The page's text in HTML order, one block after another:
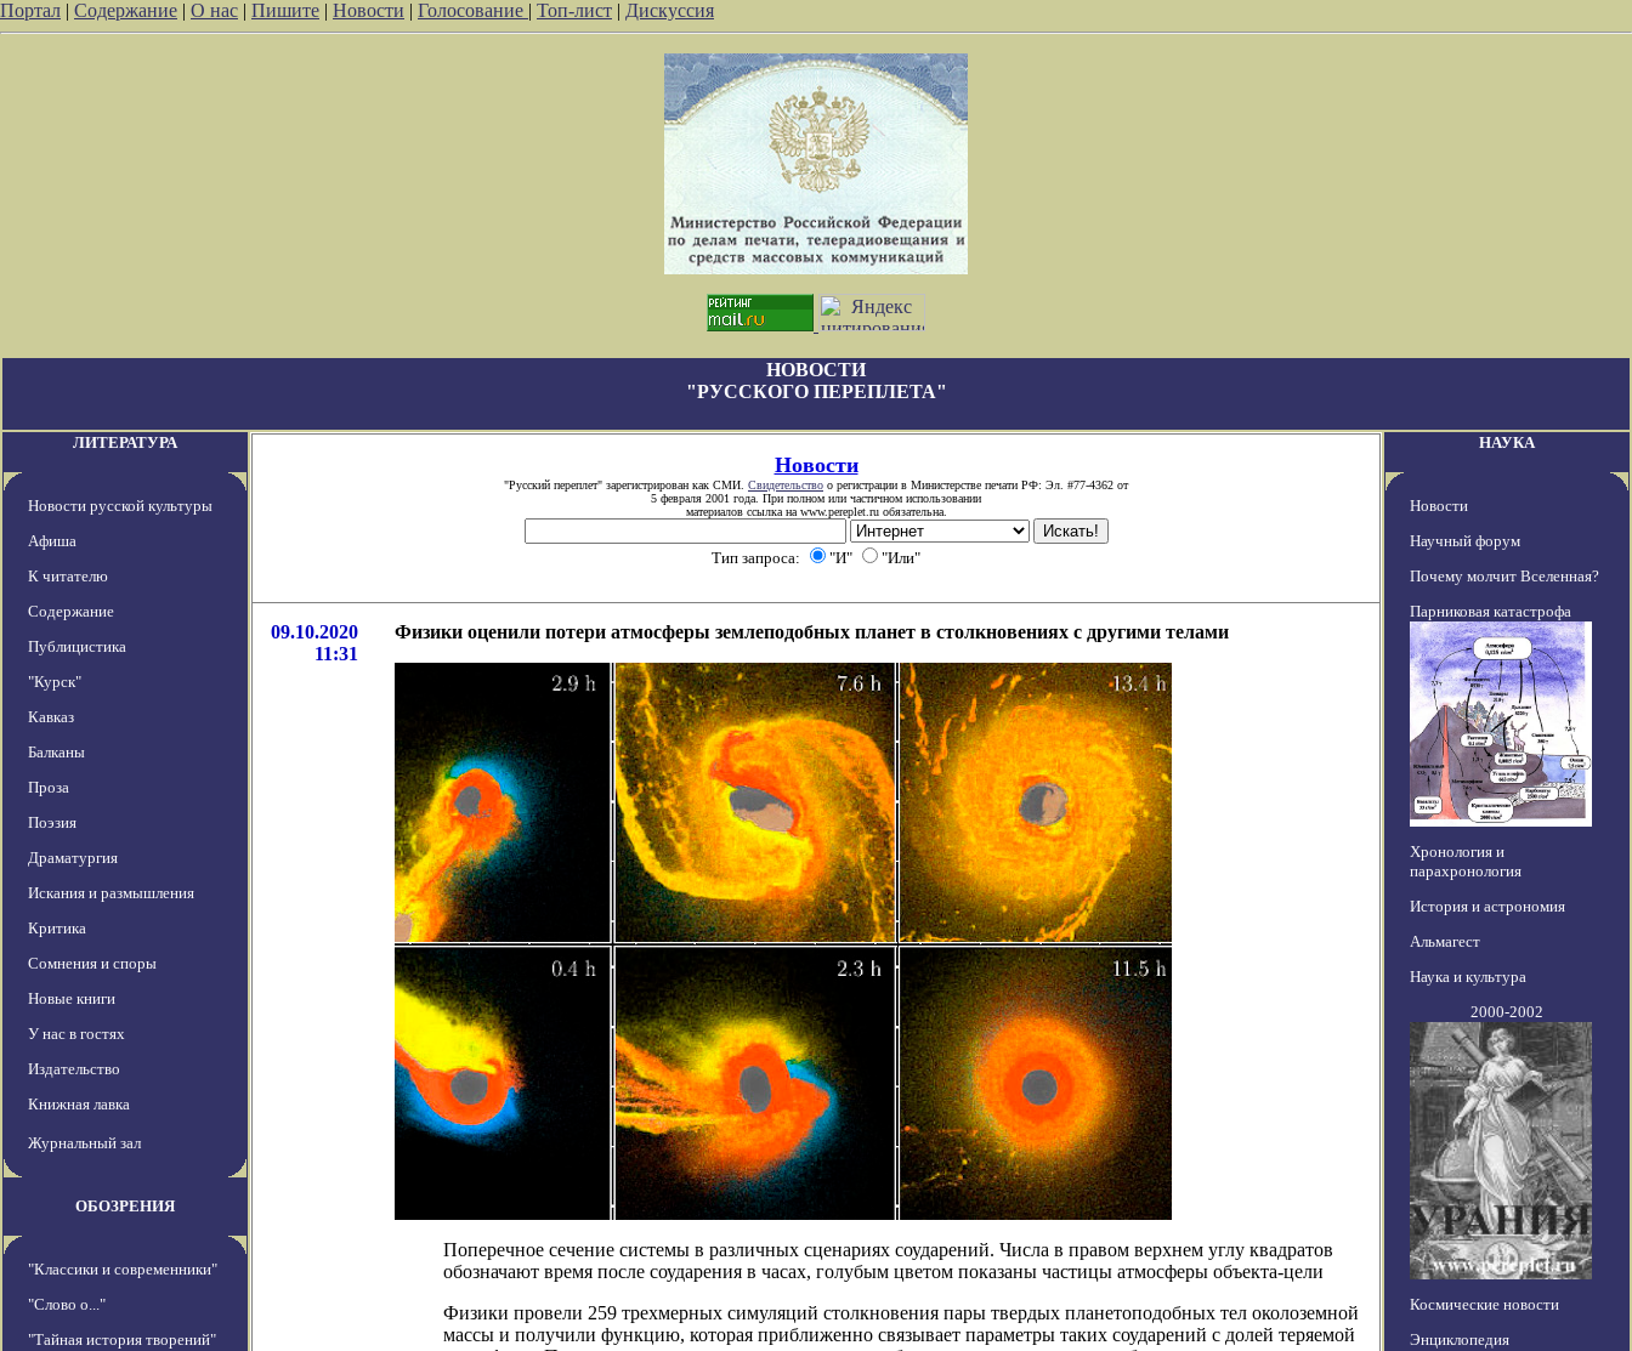
Портал | Содержание | О нас | Пишите | Новости | Голосование | Топ-лист | Дискуссия
НОВОСТИ
"РУССКОГО ПЕРЕПЛЕТА"
ЛИТЕРАТУРА
Новости русской культуры
Афиша
К читателю
Содержание
Публицистика
"Курск"
Кавказ
Балканы
Проза
Поэзия
Драматургия
Искания и размышления
Критика
Сомнения и споры
Новые книги
У нас в гостях
Издательство
Книжная лавка
Журнальный зал
ОБОЗРЕНИЯ
"Классики и современники"
"Слово о..."
"Тайная история творений"
Новости
"Русский переплет" зарегистрирован как СМИ. Свидетельство о регистрации в Министерстве печати РФ: Эл. #77-4362 от
5 февраля 2001 года. При полном или частичном использовании
материалов ссылка на www.pereplet.ru обязательна.
Тип запроса: "И" "Или"
09.10.2020
11:31
Физики оценили потери атмосферы землеподобных планет в столкновениях с другими телами
Поперечное сечение системы в различных сценариях соударений. Числа в правом верхнем углу квадратов
обозначают время после соударения в часах, голубым цветом показаны частицы атмосферы объекта-цели
Физики провели 259 трехмерных симуляций столкновения пары твердых планетоподобных тел околоземной
массы и получили функцию, которая приближенно связывает параметры таких соударений с долей теряемой
НАУКА
Новости
Научный форум
Почему молчит Вселенная?
Парниковая катастрофа
Хронология и
парахронология
История и астрономия
Альмагест
Наука и культура
2000-2002
Космические новости
Энциклопедия